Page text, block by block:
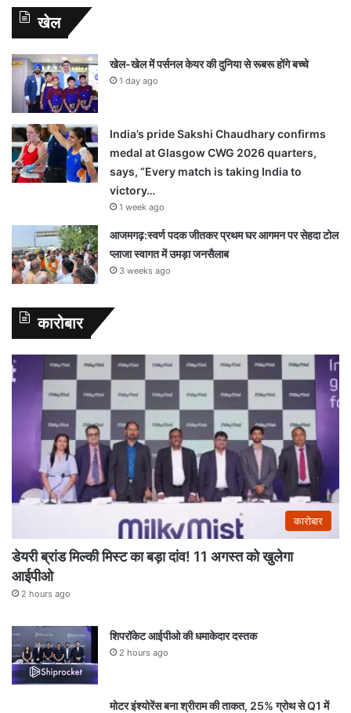
खेल
खेल-खेल में पर्सनल केयर की दुनिया से रूबरू होंगे बच्चे
1 day ago
India’s pride Sakshi Chaudhary confirms
medal at Glasgow CWG 2026 quarters,
says, “Every match is taking India to
victory…
1 week ago
आजमगढ़:स्वर्ण पदक जीतकर प्रथम घर आगमन पर सेहदा टोल
प्लाजा स्वागत में उमड़ा जनसैलाब
3 weeks ago
कारोबार
कारोबार
डेयरी ब्रांड मिल्की मिस्ट का बड़ा दांव! 11 अगस्त को खुलेगा
आईपीओ
2 hours ago
शिपरॉकेट आईपीओ की धमाकेदार दस्तक
2 hours ago
मोटर इंश्योरेंस बना श्रीराम की ताकत, 25% ग्रोथ से Q1 में